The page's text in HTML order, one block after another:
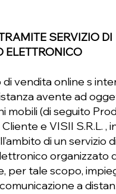
SERVIZIO DI
ELETTRONICO
vendita online s
avente ad
mobili (di seguito
e VISII S.R.L. ,
di un servizio
organizzato
per tale scopo,
a